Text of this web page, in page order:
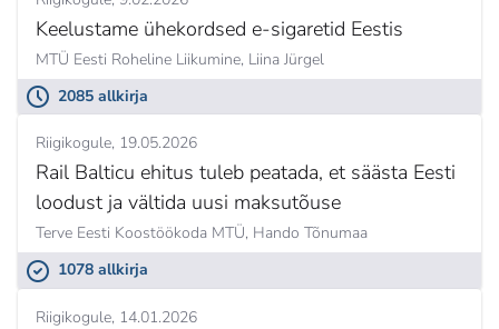
Keelustame ühekordsed e-sigaretid Eestis
MTÜ Eesti Roheline Liikumine, Liina Jürgel
2085 allkirja
Riigikogule 19.05.2026
Rail Balticu ehitus tuleb peatada, et säästa Eesti
loodust ja vältida uusi maksutõuse
Terve Eesti Koostöökoda MTÜ, Hando Tõnumaa
1078 allkirja
Riigikogule 14.01.2026